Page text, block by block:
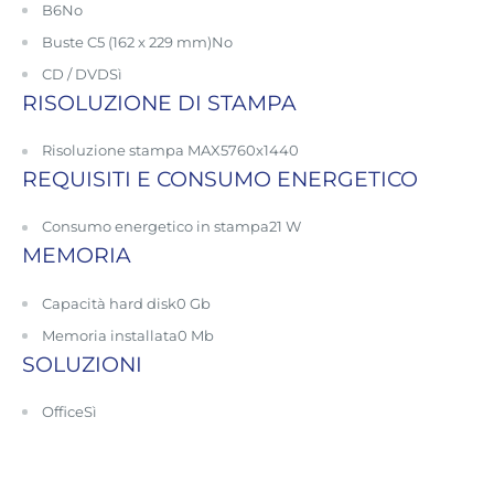
B6No
Buste C5 (162 x 229 mm)No
CD / DVDSì
RISOLUZIONE DI STAMPA
Risoluzione stampa MAX5760x1440
REQUISITI E CONSUMO ENERGETICO
Consumo energetico in stampa21 W
MEMORIA
Capacità hard disk0 Gb
Memoria installata0 Mb
SOLUZIONI
OfficeSì